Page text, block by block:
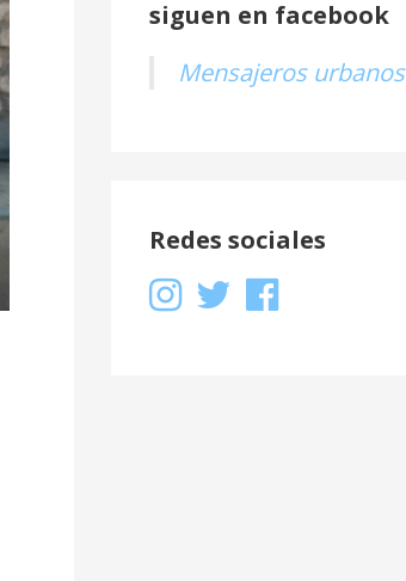
siguen en facebook
Mensajeros urbanos
Redes sociales